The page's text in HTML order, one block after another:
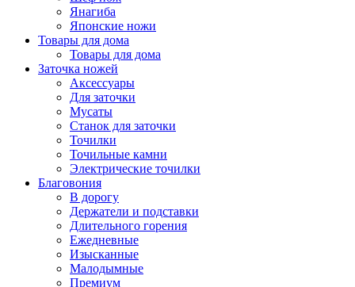
Янагиба
Японские ножи
Товары для дома
Товары для дома
Заточка ножей
Аксессуары
Для заточки
Мусаты
Станок для заточки
Точилки
Точильные камни
Электрические точилки
Благовония
В дорогу
Держатели и подставки
Длительного горения
Ежедневные
Изысканные
Малодымные
Премиум